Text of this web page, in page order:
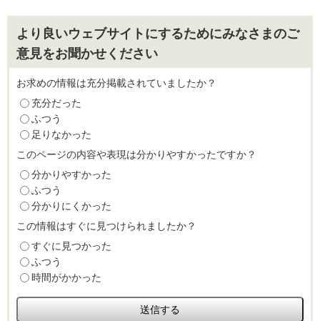
より良いウェブサイトにするためにみなさまのご
意見をお聞かせください
お求めの情報は充分掲載されていましたか？
充分だった
ふつう
足りなかった
このページの内容や表現は分かりやすかったですか？
分かりやすかった
ふつう
分かりにくかった
この情報はすぐに見つけられましたか？
すぐに見つかった
ふつう
時間がかかった